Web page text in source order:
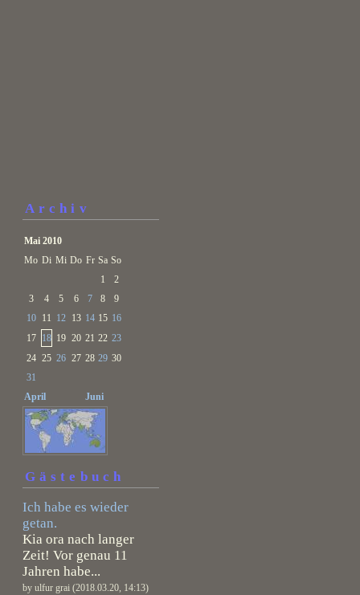
Archiv
Mai 2010
Mo Di Mi Do Fr Sa So
1
2
3
4 5 6 7 8
9
10
11 12 13 14 15 16
17
18 19 20 21 22 23
24 25 26 27 28 29 30
31
April
Juni
Gästebuch
Ich habe es wieder
getan.
Kia ora nach langer
Zeit! Vor genau 11
Jahren habe...
by ulfur grai (2018.03.20, 14:13)